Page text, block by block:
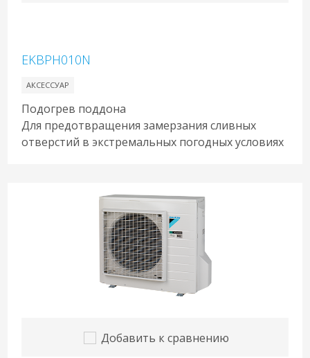
EKBPH010N
АКСЕССУАР
Подогрев поддона
Для предотвращения замерзания сливных
отверстий в экстремальных погодных условиях
Добавить к сравнению